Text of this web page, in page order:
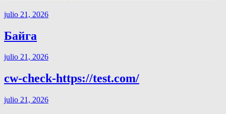
julio 21, 2026
Байга
julio 21, 2026
cw-check-https://test.com/
julio 21, 2026